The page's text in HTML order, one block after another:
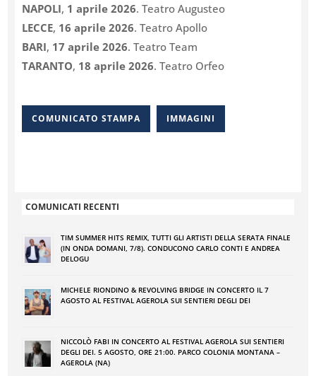
NAPOLI, 1 aprile 2026. Teatro Augusteo
LECCE, 16 aprile 2026. Teatro Apollo
BARI, 17 aprile 2026. Teatro Team
TARANTO, 18 aprile 2026. Teatro Orfeo
COMUNICATO STAMPA IMMAGINI
COMUNICATI RECENTI
TIM SUMMER HITS REMIX, TUTTI GLI ARTISTI DELLA SERATA FINALE
(IN ONDA DOMANI, 7/8). CONDUCONO CARLO CONTI E ANDREA
DELOGU
MICHELE RIONDINO & REVOLVING BRIDGE IN CONCERTO IL 7
AGOSTO AL FESTIVAL AGEROLA SUI SENTIERI DEGLI DEI
NICCOLÒ FABI IN CONCERTO AL FESTIVAL AGEROLA SUI SENTIERI
DEGLI DEI. 5 AGOSTO, ORE 21:00. PARCO COLONIA MONTANA –
AGEROLA (NA)